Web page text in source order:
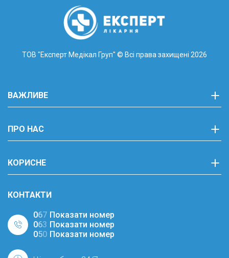
ТОВ "Експерт Медікал Груп" © Всі права захищені 2026
ВАЖЛИВЕ
ПРО НАС
КОРИСНЕ
КОНТАКТИ
067 Показати номер
063 Показати номер
050 Показати номер